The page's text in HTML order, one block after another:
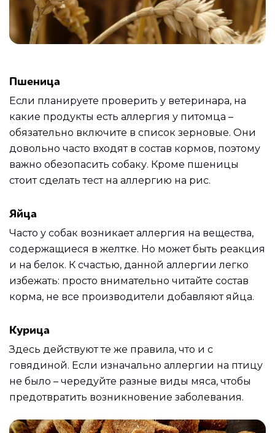
Пшеница
Если планируете проверить у ветеринара, на
какие продукты есть аллергия у питомца –
обязательно включите в список зерновые. Они
довольно часто входят в состав кормов, поэтому
важно обезопасить собаку. Кроме пшеницы
стоит сделать тест на аллергию на рис.
Яйца
Часто у собак возникает аллергия на вещества,
содержащиеся в желтке. Но может быть реакция
и на белок. К счастью, данной аллергии легко
избежать: просто внимательно читайте состав
корма, не все производители добавляют яйца.
Курица
Здесь действуют те же правила, что и с
говядиной. Если изначально аллергии на птицу
не было – чередуйте разные виды мяса, чтобы
предотвратить возникновение заболевания.